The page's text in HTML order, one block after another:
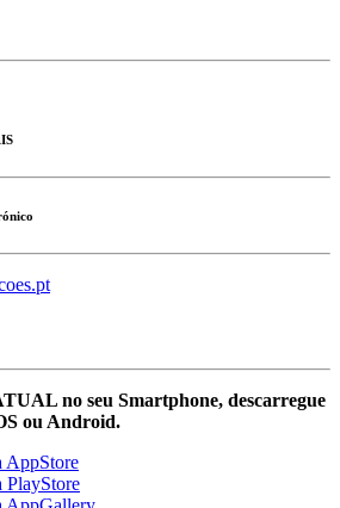
no seu Smartphone, descarregue
ou Android.